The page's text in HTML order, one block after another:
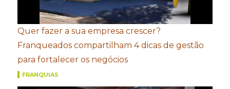
Quer fazer a sua empresa crescer?
Franqueados compartilham 4 dicas de gestão
para fortalecer os negócios
FRANQUIAS